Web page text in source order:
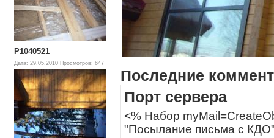
P1040521
Дата: 29.05.2010 Просмотров: 647
Последние
Порт сервера
<% Набор
"Посылание письма с